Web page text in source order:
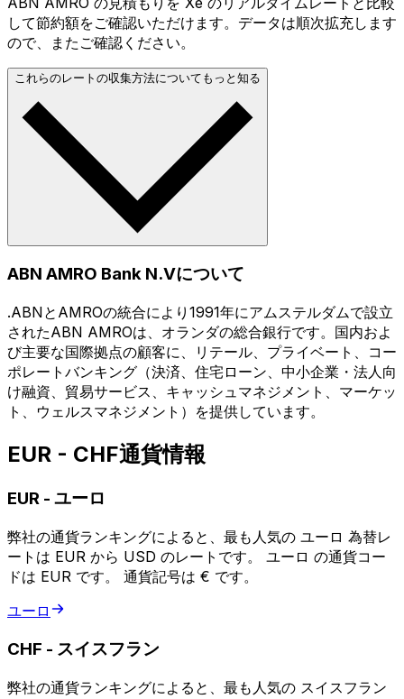
して節約額をご確認いただけます。データは順次拡充します
ので、またご確認ください。
これらのレートの収集方法についてもっと知る
ABN AMRO Bank N.Vについて
.ABNとAMROの統合により1991年にアムステルダムで設立
されたABN AMROは、オランダの総合銀行です。国内およ
び主要な国際拠点の顧客に、リテール、プライベート、コー
ポレートバンキング（決済、住宅ローン、中小企業・法人向
け融資、貿易サービス、キャッシュマネジメント、マーケッ
ト、ウェルスマネジメント）を提供しています。
EUR - CHF通貨情報
EUR - ユーロ
弊社の通貨ランキングによると、最も人気の ユーロ 為替レ
ートは EUR から USD のレートです。 ユーロ の通貨コー
ドは EUR です。 通貨記号は € です。
ユーロ
CHF - スイスフラン
弊社の通貨ランキングによると、最も人気の スイスフラン